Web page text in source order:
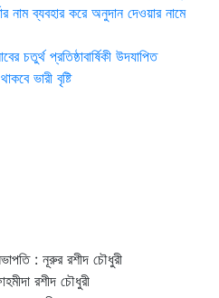
নাম ব্যবহার করে অনুদান দেওয়ার নামে
চতুর্থ প্রতিষ্ঠাবার্ষিকী উদযাপিত
ভারী বৃষ্টি
: নূরুর রশীদ চৌধুরী
রশীদ চৌধুরী